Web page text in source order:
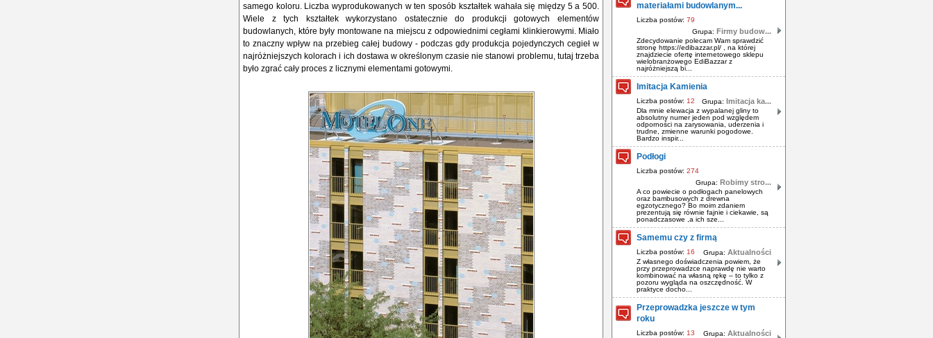
samego koloru. Liczba wyprodukowanych w ten sposób kształtek wahała się między 5 a 500.
Wiele z tych kształtek wykorzystano ostatecznie do produkcji gotowych elementów
budowlanych, które były montowane na miejscu z odpowiednimi cegłami klinkierowymi. Miało
to znaczny wpływ na przebieg całej budowy - podczas gdy produkcja pojedynczych cegieł w
najróżniejszych kolorach i ich dostawa w określonym czasie nie stanowi problemu, tutaj trzeba
było zgrać cały proces z licznymi elementami gotowymi.
materiałami budowlanym...
Liczba postów: 79
Grupa: Firmy budow...
Zdecydowanie polecam Wam sprawdzić
stronę https://edibazzar.pl/ , na której
znajdziecie ofertę internetowego sklepu
wielobranżowego EdiBazzar z
najróżniejszą bi...
Imitacja Kamienia
Liczba postów: 12 Grupa: Imitacja ka...
Dla mnie elewacja z wypalanej gliny to
absolutny numer jeden pod względem
odporności na zarysowania, uderzenia i
trudne, zmienne warunki pogodowe.
Bardzo inspir...
Podłogi
Liczba postów: 274
Grupa: Robimy stro...
A co powiecie o podłogach panelowych
oraz bambusowych z drewna
egzotycznego? Bo moim zdaniem
prezentują się równie fajnie i ciekawie, są
ponadczasowe ,a ich sze...
Samemu czy z firmą
Liczba postów: 16 Grupa: Aktualności
Z własnego doświadczenia powiem, że
przy przeprowadzce naprawdę nie warto
kombinować na własną rękę – to tylko z
pozoru wygląda na oszczędność. W
praktyce docho...
Przeprowadzka jeszcze w tym
roku
Liczba postów: 13 Grupa: Aktualności